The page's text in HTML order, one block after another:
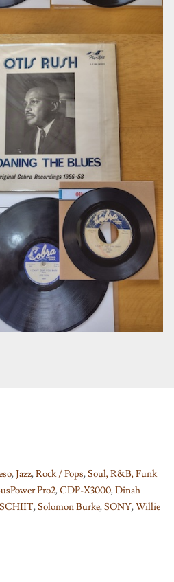
,Jazz,Rock / Pops,Soul, R&B, Funk
Pro2,CDP-X3000,Dinah
SCHIIT,Solomon Burke,SONY,Willie